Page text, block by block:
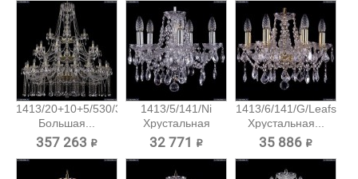
1413/20+10+5/530/3d/G
Большая...
357 263 ₽
1413/5/141/Ni
Хрустальная
подвесная...
32 771 ₽
1413/6/141/G/Leafs
Хрустальная...
35 886 ₽